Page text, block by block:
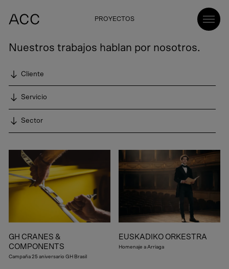
PROYECTOS
Nuestros trabajos hablan por nosotros.
Cliente
Servicio
Sector
GH CRANES &
COMPONENTS
Campaña 25 aniversario GH Brasil
EUSKADIKO ORKESTRA
Homenaje a Arriaga